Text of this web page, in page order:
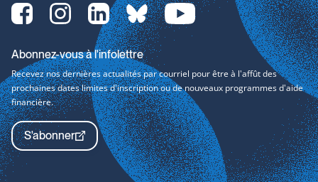
Facebook-
svg
Instagram-
svg
LinkedIn-
svg
bluesky-
svg
YouTube-
svg
Abonnez-vous à l'infolettre
Recevez nos dernières actualités par courriel pour être à l'affût des
prochaines dates limites d'inscription ou de nouveaux programmes d'aide
financière.
S'abonner